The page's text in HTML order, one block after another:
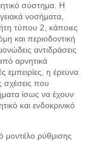
σύστημα. Η
νοσήματα,
τύπου 2, κάποιες
και περιοδοντική
αντιδράσεις
αρνητικά
εμπειρίες, η έρευνα
σχέσεις που
ίσως να έχουν
και ενδοκρινικό
μοντέλο ρύθμισης